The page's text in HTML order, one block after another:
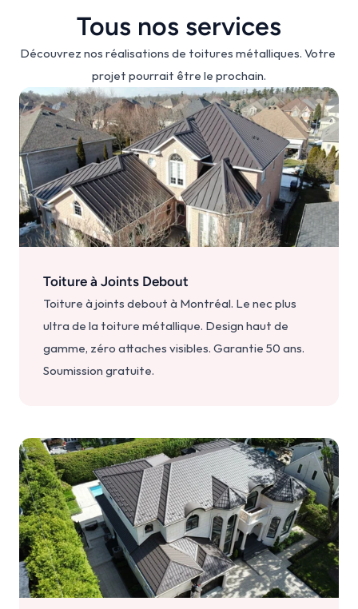
Tous nos services
Découvrez nos réalisations de toitures métalliques. Votre
projet pourrait être le prochain.
Toiture à Joints Debout
Toiture à joints debout à Montréal. Le nec plus
ultra de la toiture métallique. Design haut de
gamme, zéro attaches visibles. Garantie 50 ans.
Soumission gratuite.